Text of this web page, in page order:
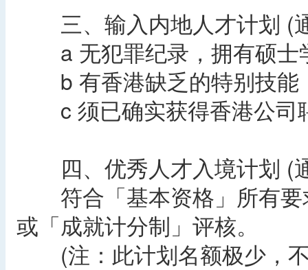
三、输入内地人才计划 (
a 无犯罪纪录，拥有硕士
b 有香港缺乏的特别技能
c 须已确实获得香港公司
四、优秀人才入境计划 (
符合「基本资格」所有要
或「成就计分制」评核。
(注：此计划名额极少，